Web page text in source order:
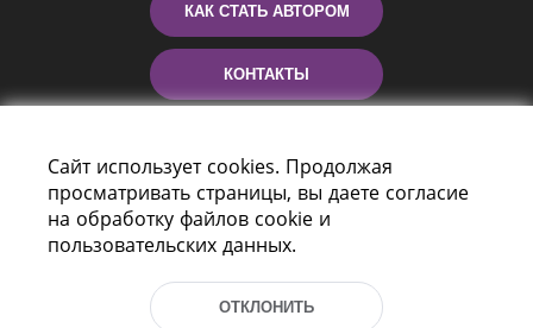
КАК СТАТЬ АВТОРОМ
КОНТАКТЫ
Сайт использует cookies. Продолжая
просматривать страницы, вы даете согласие
на обработку файлов cookie и
пользовательских данных.
ОТКЛОНИТЬ